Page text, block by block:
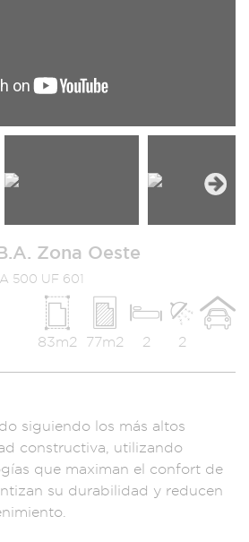
Zona Oeste
500 UF 601
2
2
77m2
83m2
siguiendo l os más altos
constructiva, utilizando
que maximan el confort de
ntizan su durabilidad y reducen
ento.